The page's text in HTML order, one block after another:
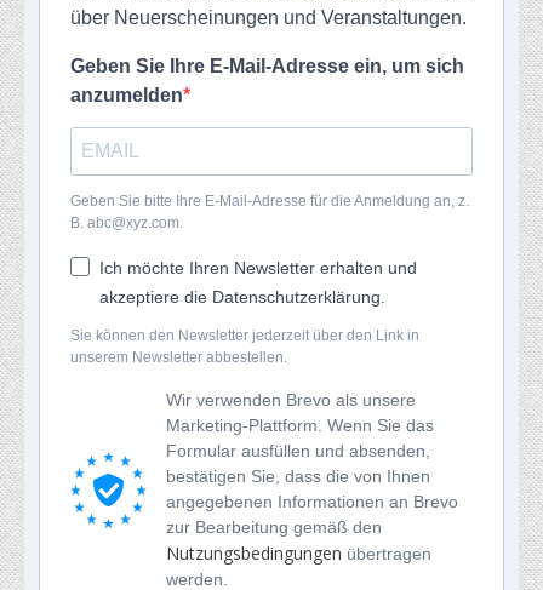
über Neuerscheinungen und Veranstaltungen.
Geben Sie Ihre E-Mail-Adresse ein, um sich
anzumelden
Geben Sie bitte Ihre E-Mail-Adresse für die Anmeldung an, z.
B. abc@xyz.com.
Ich möchte Ihren Newsletter erhalten und
akzeptiere die Datenschutzerklärung.
Sie können den Newsletter jederzeit über den Link in
unserem Newsletter abbestellen.
Wir verwenden Brevo als unsere
Marketing-Plattform. Wenn Sie das
Formular ausfüllen und absenden,
bestätigen Sie, dass die von Ihnen
angegebenen Informationen an Brevo
zur Bearbeitung gemäß den
Nutzungsbedingungen übertragen
werden.